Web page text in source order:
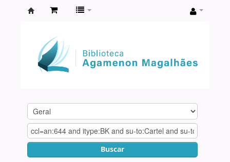
Agamenon
Magalhães
Buscar